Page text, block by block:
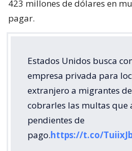
423 millones de dólares en
pagar.
Estados Unidos busca
empresa privada para
extranjero a migrantes
cobrarles las multas que
pendientes de
pago.https://t.co/